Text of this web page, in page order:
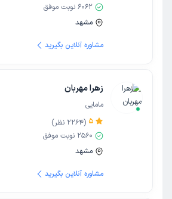
6062 نوبت موفق
مشهد
مشاوره آنلاین بگیرید
زهرا مهربان
مامایی
5
(
2264 نظر)
2560 نوبت موفق
مشهد
مشاوره آنلاین بگیرید